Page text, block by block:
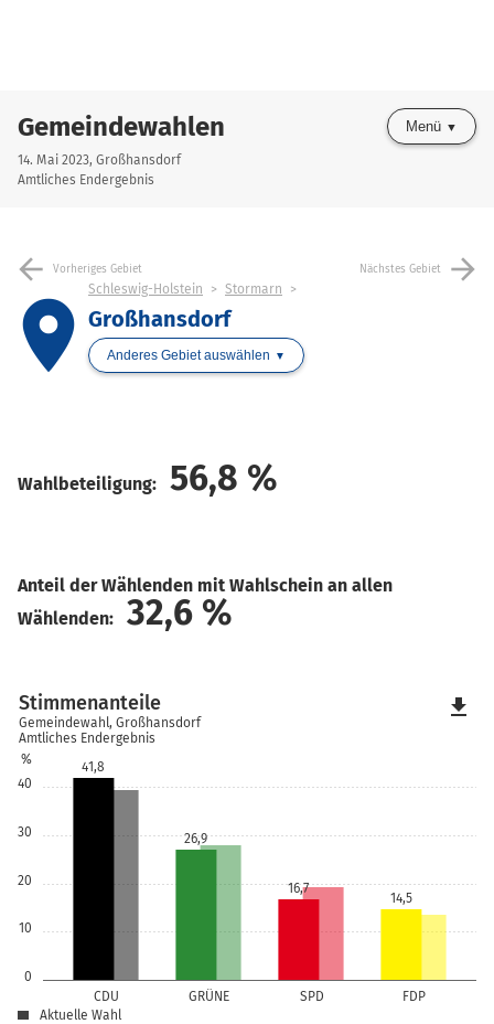
Gemeindewahlen
14. Mai 2023, Großhansdorf
Amtliches Endergebnis
Menü
arrow_back Vorheriges Gebiet Nächstes Gebiet arrow_forward
place
Schleswig-Holstein Stormarn
Großhansdorf
Anderes Gebiet auswählen
Wahlbeteiligung: 56,8 %
Anteil der Wählenden mit Wahlschein an allen
Wählenden:
32,6 %
0
10
20
30
40
%
CDU GRÜNE SPD FDP
41,8
26,9
16,7
14,5
Stimmenanteile
Gemeindewahl, Großhansdorf
Amtliches Endergebnis
Aktuelle Wahl
file_download